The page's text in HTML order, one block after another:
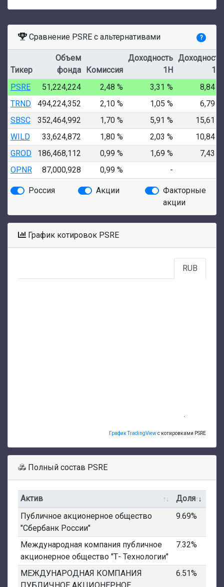
Сравнение PSRE с альтернативами ?
Тикер
Объем
фонда
Комиссия
Доходность
1Н
Доходность
1М
PSRE
51,224,224 2,48 % 3,31 %
8,84 %
TRND
494,224,352 2,10 % 1,05 %
6,79 %
SBSC
352,464,992 1,70 % 5,91 %
15,61 %
WILD
33,624,872 1,80 % 2,03 %
10,84 %
GROD
186,468,112 0,99 % 1,69 %
7,43 %
OPNR
87,000,928 0,99 % -
Россия Акции
Факторные
акции
График котировок PSRE
RUB
График TradingViewс котировками PSRE
Полный состав PSRE
Актив
Доля
Публичное акционерное общество
"Сбербанк России"
9.69%
Международная компания публичное
акционерное общество "Т- Технологии"
7.32%
МЕЖДУНАРОДНАЯ КОМПАНИЯ
6.51%